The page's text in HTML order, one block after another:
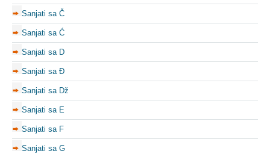
Sanjati sa Č
Sanjati sa Ć
Sanjati sa D
Sanjati sa Đ
Sanjati sa Dž
Sanjati sa E
Sanjati sa F
Sanjati sa G